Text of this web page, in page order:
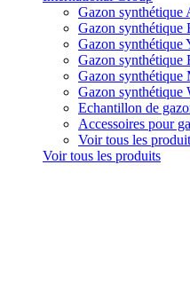
Gazon
Gazon synthétique
Gazon synthétique
Gazon synthétique
Gazon synthétique
Gazon
Echantillon de
Accessoires pour
Voir tous les
Voir tous les produits